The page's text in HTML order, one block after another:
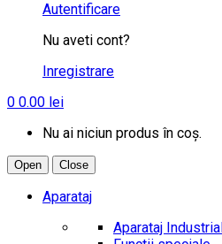
Autentificare
Nu aveti cont?
Inregistrare
0 0.00 lei
Nu ai niciun produs în coș.
Open Close
Aparataj
Aparataj Industrial